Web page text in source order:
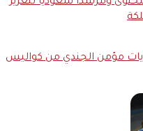
يؤهل 45 صانع محتوى ومرشدًا سعوديًا لتعزيز
مؤمن الجندي من كواليس